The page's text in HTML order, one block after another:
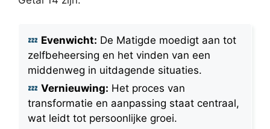
Evenwicht: De Matigde moedigt aan tot
zelfbeheersing en het vinden van een
middenweg in uitdagende situaties.
Vernieuwing: Het proces van
transformatie en aanpassing staat centraal,
wat leidt tot persoonlijke groei.